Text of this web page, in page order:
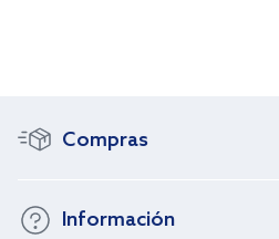
Compras
Información